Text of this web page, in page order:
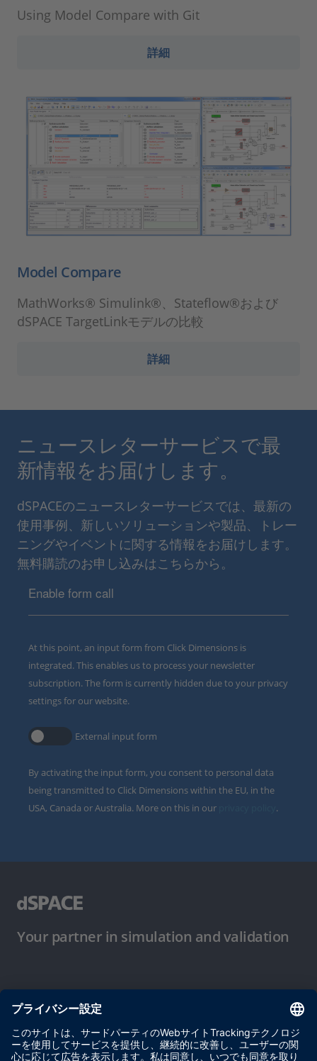
Using Model Compare with Git
詳細
Model Compare
MathWorks® Simulink®、Stateflow®および
dSPACE TargetLinkモデルの比較
詳細
ニュースレターサービスで最
新情報をお届けします。
dSPACEのニュースレターサービスでは、最新の
使用事例、新しいソリューションや製品、トレー
ニングやイベントに関する情報をお届けします。
無料購読のお申し込みはこちらから。
Enable form call
At this point, an input form from Click Dimensions is
integrated. This enables us to process your newsletter
subscription. The form is currently hidden due to your privacy
settings for our website.
External input form
By activating the input form, you consent to personal data
being transmitted to Click Dimensions within the EU, in the
USA, Canada or Australia. More on this in our
.
Your partner in simulation and validation
ご使用条件
プライバシーポリシー